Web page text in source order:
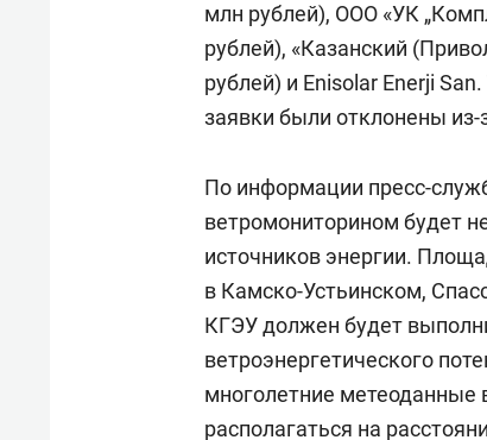
млн рублей), ООО «УК
рублей), «Казанский
рублей) и Enisolar Enerji
заявки были отклонены из-
По информации пресс-
ветромониторином будет
источников энергии.
в Камско-Устьинском,
КГЭУ должен будет
ветроэнергетического
многолетние
располагаться на